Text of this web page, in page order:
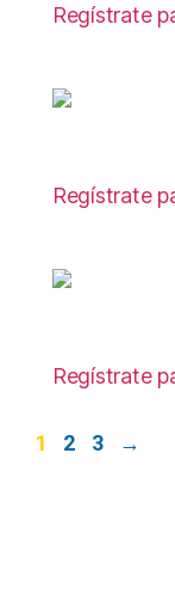
Regístrate
Regístrate
Regístrate
1 2 3 →